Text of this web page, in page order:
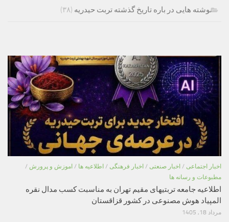
نوشته هایی در باره تاریخ گذشته تربت حیدریه (۳۸)
اخبار اجتماعی / اخبار صنعتی / اخبار فرهنگی / اطلاعیه ها / اموزش و پرورش /
مطبوعات و رسانه ها
اطلاعیه جامعه تربتیهای مقیم تهران به مناسبت کسب مدال نقره
المپیاد هوش مصنوعی در کشور قزاقستان
مرداد 18, 1405